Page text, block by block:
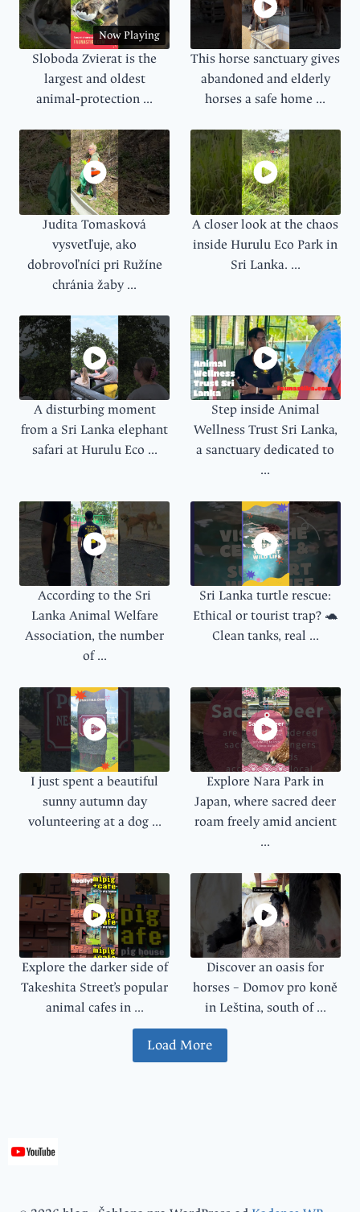
Now Playing
Sloboda Zvierat is the
largest and oldest
animal‑protection ...
This horse sanctuary gives
abandoned and elderly
horses a safe home ...
Judita Tomasková
vysvetľuje, ako
dobrovoľníci pri Ružíne
chránia žaby ...
A closer look at the chaos
inside Hurulu Eco Park in
Sri Lanka. ...
A disturbing moment
from a Sri Lanka elephant
safari at Hurulu Eco ...
Step inside Animal
Wellness Trust Sri Lanka,
a sanctuary dedicated to
...
According to the Sri
Lanka Animal Welfare
Association, the number
of ...
Sri Lanka turtle rescue:
Ethical or tourist trap? 🐢
Clean tanks, real ...
I just spent a beautiful
sunny autumn day
volunteering at a dog ...
Explore Nara Park in
Japan, where sacred deer
roam freely amid ancient
...
Explore the darker side of
Takeshita Street’s popular
animal cafes in ...
Discover an oasis for
horses – Domov pro koně
in Leština, south of ...
Load More